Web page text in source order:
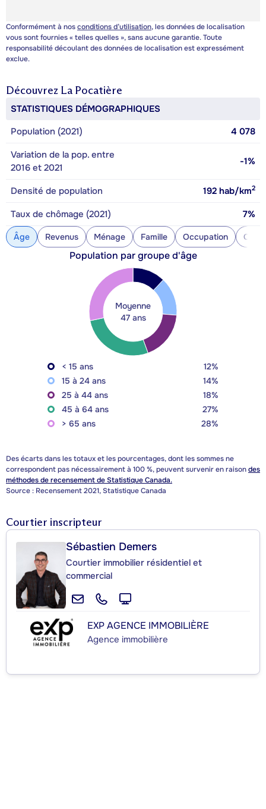
Conformément à nosconditions d’utilisation, les données de localisation
vous sont fournies « telles quelles », sans aucune garantie. Toute
responsabilité découlant des données de localisation est expressément
exclue.
Découvrez La Pocatière
STATISTIQUES DÉMOGRAPHIQUES
Population (2021)
4 078
Variation de la pop. entre
2016 et 2021
-1%
Densité de population 192 hab/km2
Taux de chômage (2021) 7%
Âge Revenus Ménage Famille Occupation
Population par groupe d'âge
Moyenne
47 ans
< 15 ans
12%
15 à 24 ans
14%
25 à 44 ans
18%
45 à 64 ans
27%
> 65 ans
28%
Des écarts dans les totaux et les pourcentages, dont les sommes ne
correspondent pas nécessairement à 100 %, peuvent survenir en raisondes
méthodes de recensement de Statistique Canada.
Source : Recensement 2021, Statistique Canada
Courtier inscripteur
Sébastien Demers
Courtier immobilier résidentiel et
commercial
EXP AGENCE IMMOBILIÈRE
Agence immobilière